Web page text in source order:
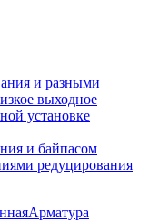
и разными
выходное
установке
и байпасом
редуцирования
Арматура